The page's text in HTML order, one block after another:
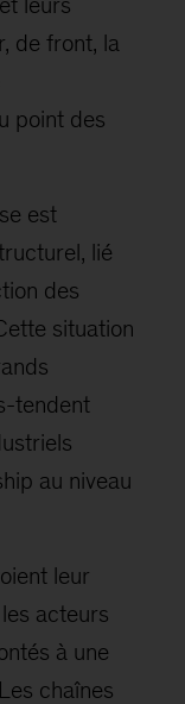
de front, la
point des
est
lié
des
situation
tendent
au niveau
leur
acteurs
à une
chaînes